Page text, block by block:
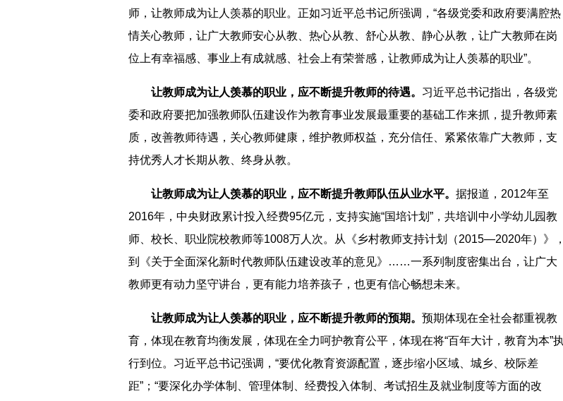
师，让教师成为让人羡慕的职业。正如习近平总书记所强调，“各级党委和政府要满腔热
情关心教师，让广大教师安心从教、热心从教、舒心从教、静心从教，让广大教师在岗
位上有幸福感、事业上有成就感、社会上有荣誉感，让教师成为让人羡慕的职业”。
让教师成为让人羡慕的职业，应不断提升教师的待遇。 习近平总书记指出，各级党
委和政府要把加强教师队伍建设作为教育事业发展最重要的基础工作来抓，提升教师素
质，改善教师待遇，关心教师健康，维护教师权益，充分信任、紧紧依靠广大教师，支
持优秀人才长期从教、终身从教。
让教师成为让人羡慕的职业，应不断提升教师队伍从业水平。 据报道，2012年至
2016年，中央财政累计投入经费95亿元，支持实施“国培计划”，共培训中小学幼儿园教
师、校长、职业院校教师等1008万人次。从《乡村教师支持计划（2015—2020年）》，
到《关于全面深化新时代教师队伍建设改革的意见》……一系列制度密集出台，让广大
教师更有动力坚守讲台，更有能力培养孩子，也更有信心畅想未来。
让教师成为让人羡慕的职业，应不断提升教师的预期。 预期体现在全社会都重视教
育，体现在教育均衡发展，体现在全力呵护教育公平，体现在将“百年大计，教育为本”执
行到位。习近平总书记强调，“要优化教育资源配置，逐步缩小区域、城乡、校际差
距”；“要深化办学体制、管理体制、经费投入体制、考试招生及就业制度等方面的改